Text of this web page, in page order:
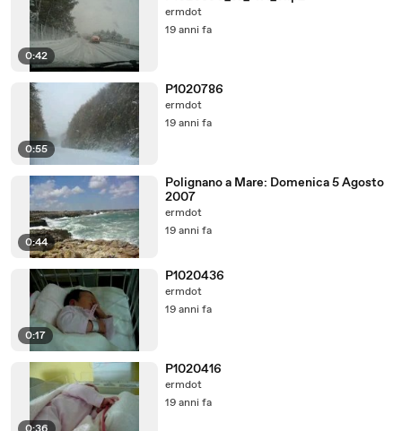
0:42
ermdot
19 anni fa
0:55
P1020786
ermdot
19 anni fa
0:44
Polignano a Mare: Domenica 5 Agosto
2007
ermdot
19 anni fa
0:17
P1020436
ermdot
19 anni fa
P1020416
ermdot
19 anni fa